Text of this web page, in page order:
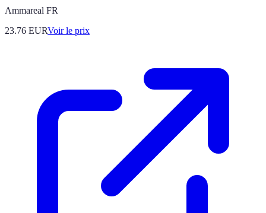
Ammareal FR
23.76 EURVoir le prix